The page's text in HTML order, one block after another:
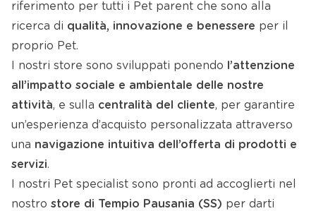
riferimento per tutti i Pet parent che sono alla
ricerca di qualità, innovazione e benessere per il
proprio Pet.
I nostri store sono sviluppati ponendo l’attenzione
all’impatto sociale e ambientale delle nostre
attività, e sulla centralità del cliente, per garantire
un’esperienza d’acquisto personalizzata attraverso
una navigazione intuitiva dell’offerta di prodotti e
servizi.
I nostri Pet specialist sono pronti ad accoglierti nel
nostro store di Tempio Pausania (SS) per darti